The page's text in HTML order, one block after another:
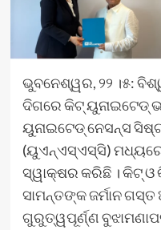
ଭୁବନେଶ୍ୱର, ୨୨ ।୫:
ଦିଗରେ କିଟ୍‍
ୟୁନାଇଟେଡ୍‍ ନେସନ୍‍ସ
(ୟୁଏନ୍‍ଏସ୍‍ଏସ୍‍ସି)
ସ୍ୱାକ୍ଷର କରିଛି । କିଟ୍‍ ଓ
ସାମନ୍ତଙ୍କ ଜର୍ମାନ
ଗୁରୁତ୍ୱପୂର୍ଣ୍ଣ